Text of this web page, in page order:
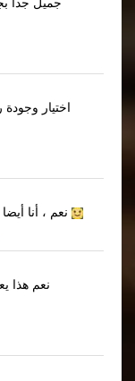
اختيار
نعم هذا